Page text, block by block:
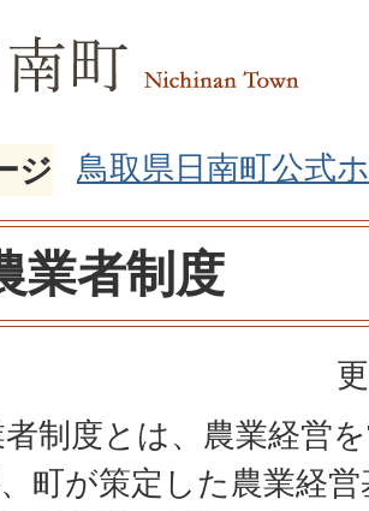
ジ 鳥取県日南町公式
業者制度
制度とは、農業経営
町が策定した農業経